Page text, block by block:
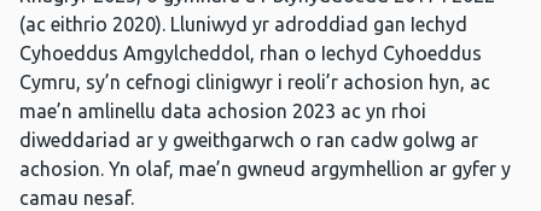
(ac eithrio 2020). Lluniwyd yr adroddiad gan Iechyd
Cyhoeddus Amgylcheddol, rhan o Iechyd Cyhoeddus
Cymru, sy’n cefnogi clinigwyr i reoli’r achosion hyn, ac
mae’n amlinellu data achosion 2023 ac yn rhoi
diweddariad ar y gweithgarwch o ran cadw golwg ar
achosion. Yn olaf, mae’n gwneud argymhellion ar gyfer y
camau nesaf.